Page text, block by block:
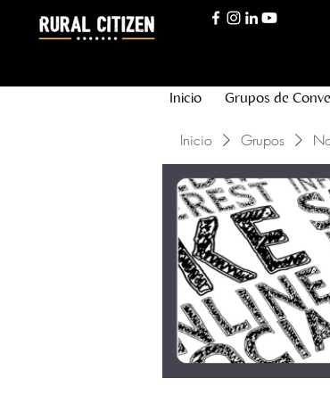
Inicio Grupos de
Inicio Grupos